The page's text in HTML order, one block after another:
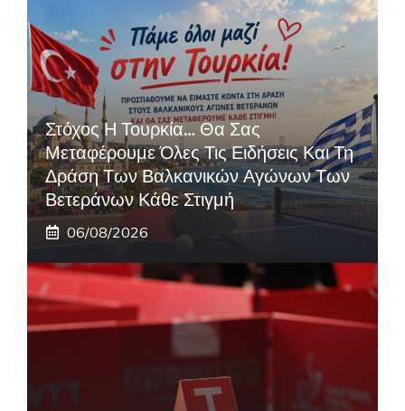
Στόχος Η Τουρκία… Θα Σας
Μεταφέρουμε Όλες Τις Ειδήσεις Και Τη
Δράση Των Βαλκανικών Αγώνων Των
Βετεράνων Κάθε Στιγμή
06/08/2026